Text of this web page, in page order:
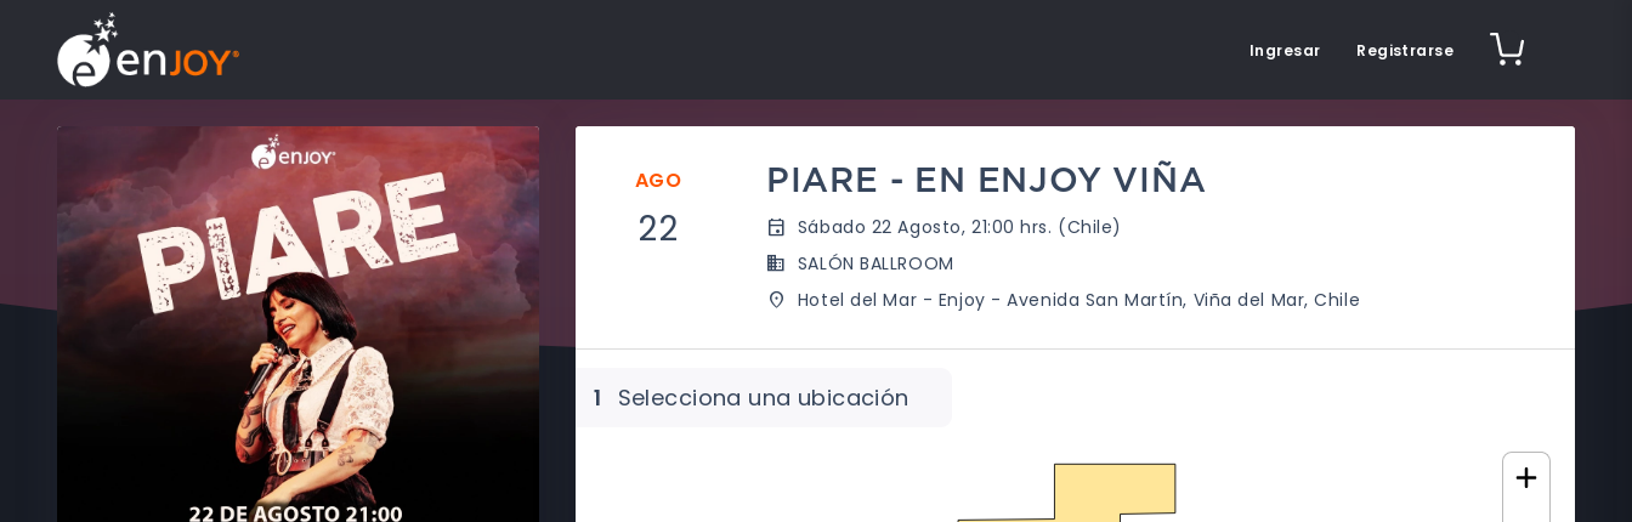
Ingresar Registrarse
AGO
22
PIARE - EN ENJOY VIÑA
event Sábado 22 Agosto, 21:00 hrs. (Chile)
business SALÓN BALLROOM
place Hotel del Mar - Enjoy - Avenida San Martín, Viña del Mar, Chile
Selecciona una ubicación
1